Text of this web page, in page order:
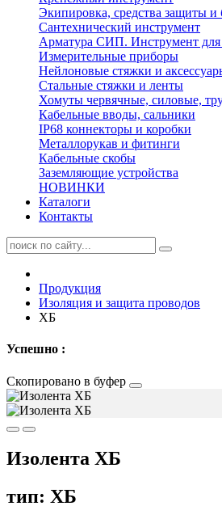
Экипировка, средства защиты и
Сантехнический инструмент
Арматура СИП. Инструмент
Измерительные приборы
Нейлоновые стяжки и
Стальные стяжки и ленты
Хомуты червячные, силовые,
Кабельные вводы, сальники
IP68 коннекторы и коробки
Металлорукав и фитинги
Кабельные скобы
Заземляющие устройства
НОВИНКИ
Каталоги
Контакты
Продукция
Изоляция и защита проводов
ХБ
Успешно :
Скопировано в буфер
Изолента ХБ
тип: ХБ